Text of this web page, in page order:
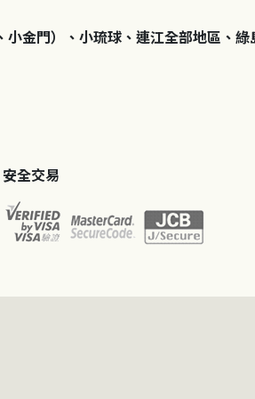
金門）、小琉球、連江全部地區、綠
安全交易